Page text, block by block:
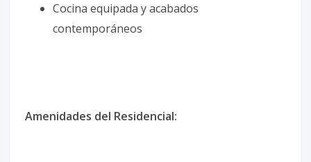
Cocina equipada y acabados
contemporáneos
Amenidades del Residencial: